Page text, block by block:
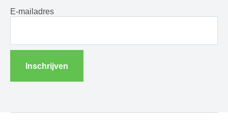
E-mailadres
Inschrijven